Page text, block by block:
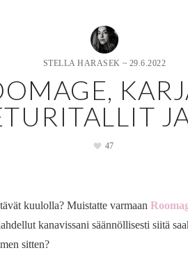
STELLA HARASEK ~ 29.6.2022
47
kuulolla? Muistatte varmaan
kanavissani säännöllisesti siitä
sitten?